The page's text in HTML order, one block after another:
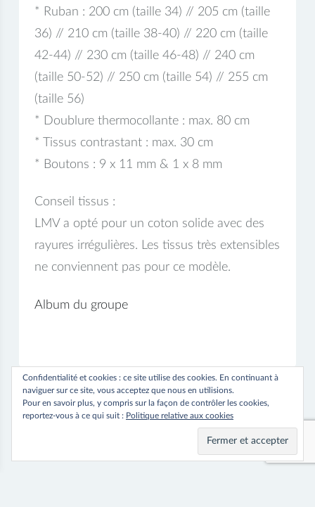
* Ruban : 200 cm (taille 34) // 205 cm (taille
36) // 210 cm (taille 38-40) // 220 cm (taille
42-44) // 230 cm (taille 46-48) // 240 cm
(taille 50-52) // 250 cm (taille 54) // 255 cm
(taille 56)
* Doublure thermocollante : max. 80 cm
* Tissus contrastant : max. 30 cm
* Boutons : 9 x 11 mm & 1 x 8 mm
Conseil tissus :
LMV a opté pour un coton solide avec des
rayures irrégulières. Les tissus très extensibles
ne conviennent pas pour ce modèle.
Album du groupe
Confidentialité et cookies : ce site utilise des cookies. En continuant à
naviguer sur ce site, vous acceptez que nous en utilisions.
Pour en savoir plus, y compris sur la façon de contrôler les cookies,
reportez-vous à ce qui suit : Politique relative aux cookies